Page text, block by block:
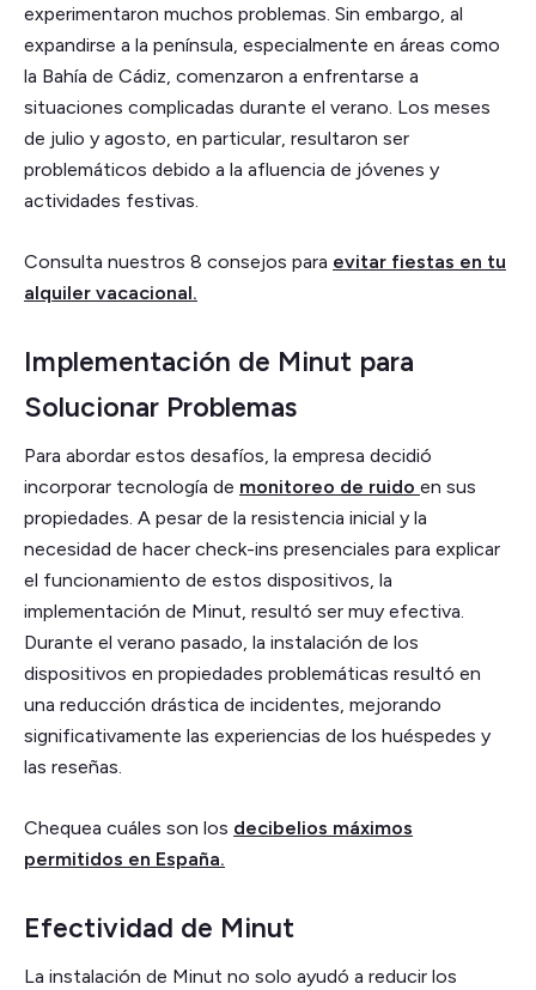
experimentaron muchos problemas. Sin embargo, al
expandirse a la península, especialmente en áreas como
la Bahía de Cádiz, comenzaron a enfrentarse a
situaciones complicadas durante el verano. Los meses
de julio y agosto, en particular, resultaron ser
problemáticos debido a la afluencia de jóvenes y
actividades festivas.
Consulta nuestros 8 consejos para evitar fiestas en tu
alquiler vacacional.
Implementación de Minut para
Solucionar Problemas
Para abordar estos desafíos, la empresa decidió
incorporar tecnología de monitoreo de ruido en sus
propiedades. A pesar de la resistencia inicial y la
necesidad de hacer check-ins presenciales para explicar
el funcionamiento de estos dispositivos, la
implementación de Minut, resultó ser muy efectiva.
Durante el verano pasado, la instalación de los
dispositivos en propiedades problemáticas resultó en
una reducción drástica de incidentes, mejorando
significativamente las experiencias de los huéspedes y
las reseñas.
Chequea cuáles son los decibelios máximos
permitidos en España.
Efectividad de Minut
La instalación de Minut no solo ayudó a reducir los